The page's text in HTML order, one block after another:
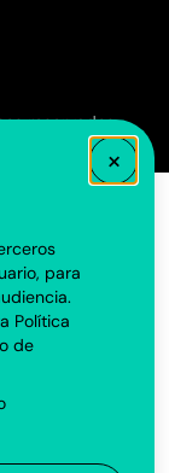
×
para
Política
de
reservados